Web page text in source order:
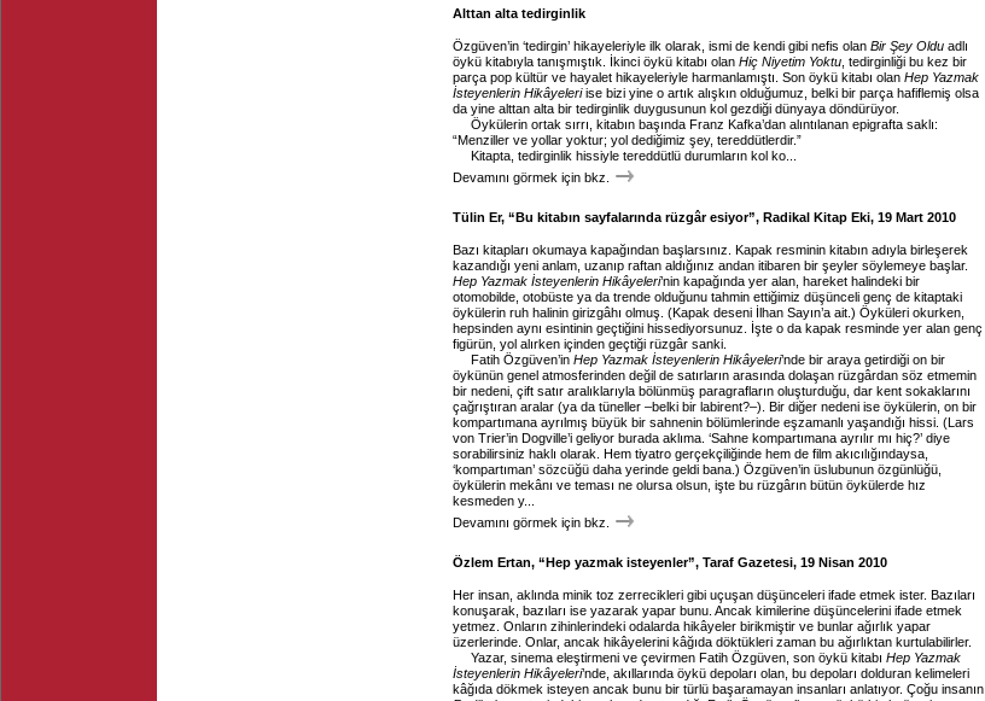
Alttan alta tedirginlik
Özgüven’in ‘tedirgin’ hikayeleriyle ilk olarak, ismi de kendi gibi nefis olan Bir Şey Oldu adlı
öykü kitabıyla tanışmıştık. İkinci öykü kitabı olan Hiç Niyetim Yoktu , tedirginliği bu kez bir
parça pop kültür ve hayalet hikayeleriyle harmanlamıştı. Son öykü kitabı olan Hep Yazmak
İsteyenlerin Hikâyeleriise bizi yine o artık alışkın olduğumuz, belki bir parça hafiflemiş olsa
da yine alttan alta bir tedirginlik duygusunun kol gezdiği dünyaya döndürüyor.
Öykülerin ortak sırrı, kitabın başında Franz Kafka’dan alıntılanan epigrafta saklı:
“Menziller ve yollar yoktur; yol dediğimiz şey, tereddütlerdir.”
Kitapta, tedirginlik hissiyle tereddütlü durumların kol ko...
Devamını görmek için bkz.
Tülin Er, “Bu kitabın sayfalarında rüzgâr esiyor”, Radikal Kitap Eki, 19 Mart 2010
Bazı kitapları okumaya kapağından başlarsınız. Kapak resminin kitabın adıyla birleşerek
kazandığı yeni anlam, uzanıp raftan aldığınız andan itibaren bir şeyler söylemeye başlar.
Hep Yazmak İsteyenlerin Hikâyeleri’nin kapağında yer alan, hareket halindeki bir
otomobilde, otobüste ya da trende olduğunu tahmin ettiğimiz düşünceli genç de kitaptaki
öykülerin ruh halinin girizgâhı olmuş. (Kapak deseni İlhan Sayın’a ait.) Öyküleri okurken,
hepsinden aynı esintinin geçtiğini hissediyorsunuz. İşte o da kapak resminde yer alan genç
figürün, yol alırken içinden geçtiği rüzgâr sanki.
Fatih Özgüven’in Hep Yazmak İsteyenlerin Hikâyeleri’nde bir araya getirdiği on bir
öykünün genel atmosferinden değil de satırların arasında dolaşan rüzgârdan söz etmemin
bir nedeni, çift satır aralıklarıyla bölünmüş paragrafların oluşturduğu, dar kent sokaklarını
çağrıştıran aralar (ya da tüneller –belki bir labirent?–). Bir diğer nedeni ise öykülerin, on bir
kompartımana ayrılmış büyük bir sahnenin bölümlerinde eşzamanlı yaşandığı hissi. (Lars
von Trier’in Dogville’i geliyor burada aklıma. ‘Sahne kompartımana ayrılır mı hiç?’ diye
sorabilirsiniz haklı olarak. Hem tiyatro gerçekçiliğinde hem de film akıcılığındaysa,
‘kompartıman’ sözcüğü daha yerinde geldi bana.) Özgüven’in üslubunun özgünlüğü,
öykülerin mekânı ve teması ne olursa olsun, işte bu rüzgârın bütün öykülerde hız
kesmeden y...
Devamını görmek için bkz.
Özlem Ertan, “Hep yazmak isteyenler”, Taraf Gazetesi, 19 Nisan 2010
Her insan, aklında minik toz zerrecikleri gibi uçuşan düşünceleri ifade etmek ister. Bazıları
konuşarak, bazıları ise yazarak yapar bunu. Ancak kimilerine düşüncelerini ifade etmek
yetmez. Onların zihinlerindeki odalarda hikâyeler birikmiştir ve bunlar ağırlık yapar
üzerlerinde. Onlar, ancak hikâyelerini kâğıda döktükleri zaman bu ağırlıktan kurtulabilirler.
Yazar, sinema eleştirmeni ve çevirmen Fatih Özgüven, son öykü kitabı Hep Yazmak
İsteyenlerin Hikâyeleri’nde, akıllarında öykü depoları olan, bu depoları dolduran kelimeleri
kâğıda dökmek isteyen ancak bunu bir türlü başaramayan insanları anlatıyor. Çoğu insanın